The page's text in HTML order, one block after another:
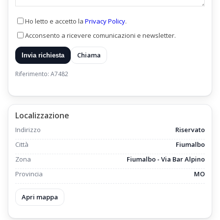
Ho letto e accetto la Privacy Policy.
Acconsento a ricevere comunicazioni e newsletter.
Invia richiesta Chiama
Riferimento: A7482
Localizzazione
Indirizzo
Riservato
Città
Fiumalbo
Zona
Fiumalbo - Via Bar Alpino
Provincia
MO
Apri mappa